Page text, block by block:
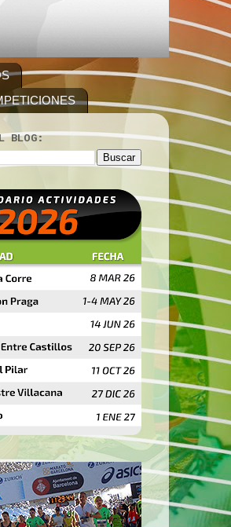
BLOG: